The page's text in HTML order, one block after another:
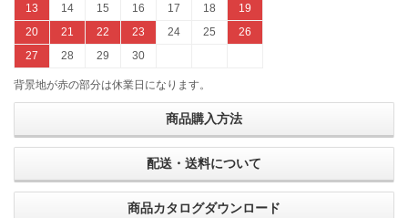
13
14 15 16 17 18
19
20
21 22 23 24 25
26
27
28 29 30
背景地が赤の部分は休業日になります。
商品購入方法
配送・送料について
商品カタログダウンロード